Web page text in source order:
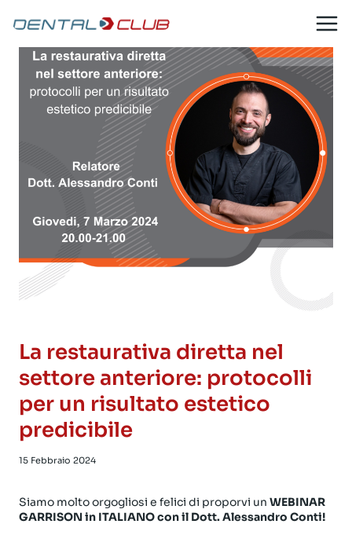
contenuto
La restaurativa diretta nel
settore anteriore: protocolli
per un risultato estetico
predicibile
15 Febbraio 2024
Siamo molto orgogliosi e felici di proporvi un WEBINAR
GARRISON in ITALIANO con il Dott. Alessandro Conti!